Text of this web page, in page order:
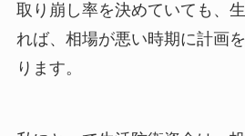
取り崩し率を決めていても、
れば、相場が悪い時期に計画
ります。